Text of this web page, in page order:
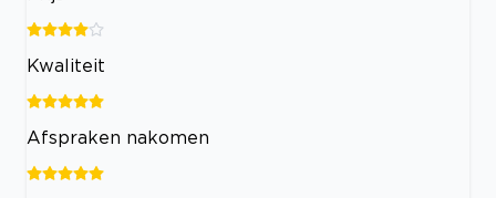
Kwaliteit
Afspraken nakomen